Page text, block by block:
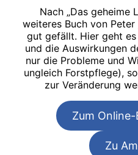
Nach „Das geheime
weiteres Buch von Peter
gut gefällt. Hier geht
und die Auswirkungen
nur die Probleme und
ungleich Forstpflege),
zur Veränderung
Zum
Zu